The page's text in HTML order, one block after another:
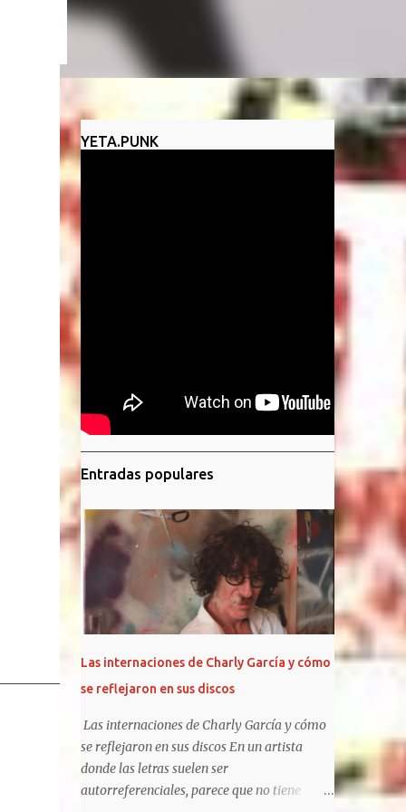
YETA.PUNK
Entradas populares
Las internaciones de Charly García y cómo
se reflejaron en sus discos
Las internaciones de Charly García y cómo
se reflejaron en sus discos En un artista
donde las letras suelen ser
autorreferenciales, parece que no tiene